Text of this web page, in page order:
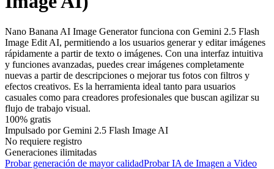
Nano Banana AI Image Generator funciona con Gemini 2.5 Flash
Image Edit AI, permitiendo a los usuarios generar y editar imágenes
rápidamente a partir de texto o imágenes. Con una interfaz intuitiva
y funciones avanzadas, puedes crear imágenes completamente
nuevas a partir de descripciones o mejorar tus fotos con filtros y
efectos creativos. Es la herramienta ideal tanto para usuarios
casuales como para creadores profesionales que buscan agilizar su
flujo de trabajo visual.
100% gratis
Impulsado por Gemini 2.5 Flash Image AI
No requiere registro
Generaciones ilimitadas
Probar generación de mayor calidadProbar IA de Imagen a Video